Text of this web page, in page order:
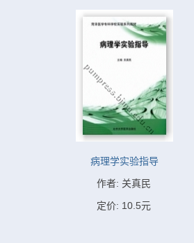
病理学实验指导
作者: 关真民
定价: 10.5元